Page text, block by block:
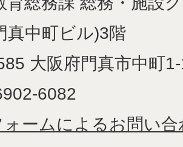
真中町ビル)3階
大阪府門真市中町
6082
ォームによるお問い合